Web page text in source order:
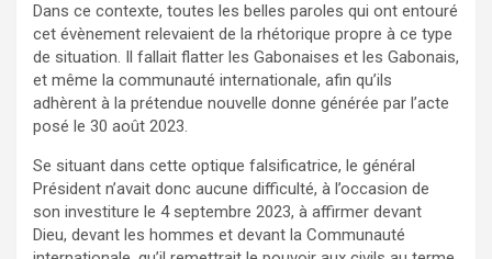
Dans ce contexte, toutes les belles paroles qui ont entouré
cet évènement relevaient de la rhétorique propre à ce type
de situation. Il fallait flatter les Gabonaises et les Gabonais,
et même la communauté internationale, afin qu’ils
adhèrent à la prétendue nouvelle donne générée par l’acte
posé le 30 août 2023.
Se situant dans cette optique falsificatrice, le général
Président n’avait donc aucune difficulté, à l’occasion de
son investiture le 4 septembre 2023, à affirmer devant
Dieu, devant les hommes et devant la Communauté